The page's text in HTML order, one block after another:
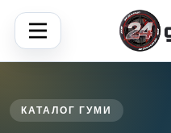
КАТАЛОГ ГУМИ